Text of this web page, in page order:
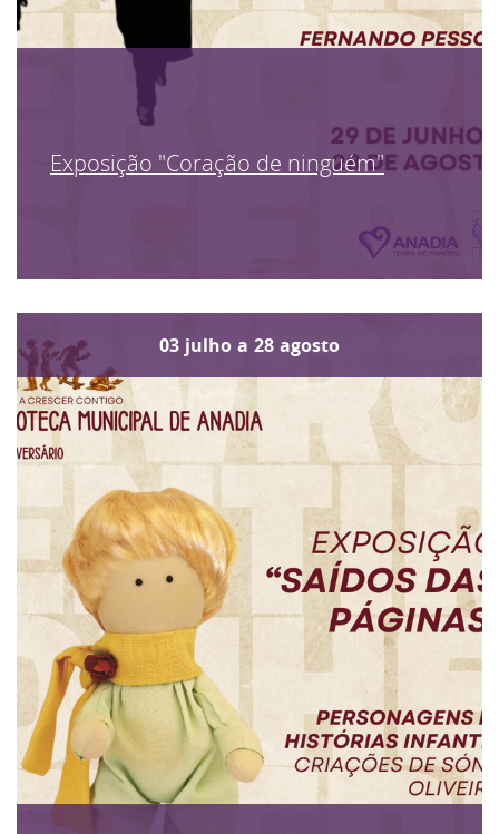
Exposição "Coração de ninguém"
03 julho a 28 agosto